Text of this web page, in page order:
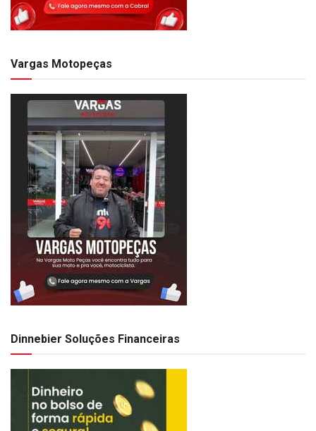
Vargas Motopeças
Dinnebier Soluções Financeiras